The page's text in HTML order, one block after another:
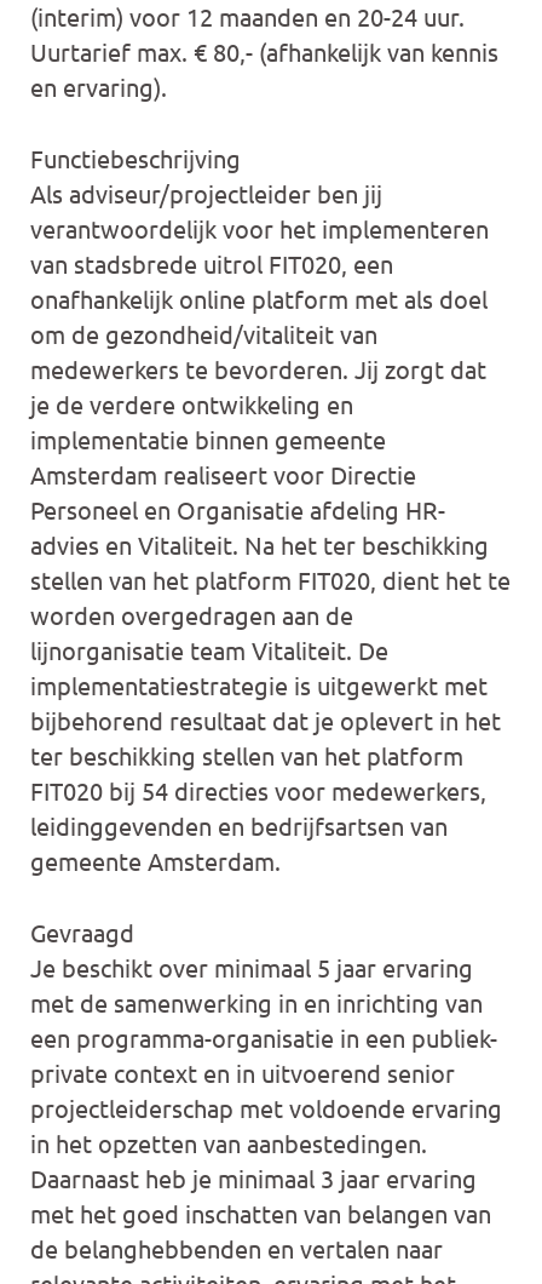
(interim) voor 12 maanden en 20-24 uur.
Uurtarief max. € 80,- (afhankelijk van kennis
en ervaring).
Functiebeschrijving
Als adviseur/projectleider ben jij
verantwoordelijk voor het implementeren
van stadsbrede uitrol FIT020, een
onafhankelijk online platform met als doel
om de gezondheid/vitaliteit van
medewerkers te bevorderen. Jij zorgt dat
je de verdere ontwikkeling en
implementatie binnen gemeente
Amsterdam realiseert voor Directie
Personeel en Organisatie afdeling HR-
advies en Vitaliteit. Na het ter beschikking
stellen van het platform FIT020, dient het te
worden overgedragen aan de
lijnorganisatie team Vitaliteit. De
implementatiestrategie is uitgewerkt met
bijbehorend resultaat dat je oplevert in het
ter beschikking stellen van het platform
FIT020 bij 54 directies voor medewerkers,
leidinggevenden en bedrijfsartsen van
gemeente Amsterdam.
Gevraagd
Je beschikt over minimaal 5 jaar ervaring
met de samenwerking in en inrichting van
een programma-organisatie in een publiek-
private context en in uitvoerend senior
projectleiderschap met voldoende ervaring
in het opzetten van aanbestedingen.
Daarnaast heb je minimaal 3 jaar ervaring
met het goed inschatten van belangen van
de belanghebbenden en vertalen naar